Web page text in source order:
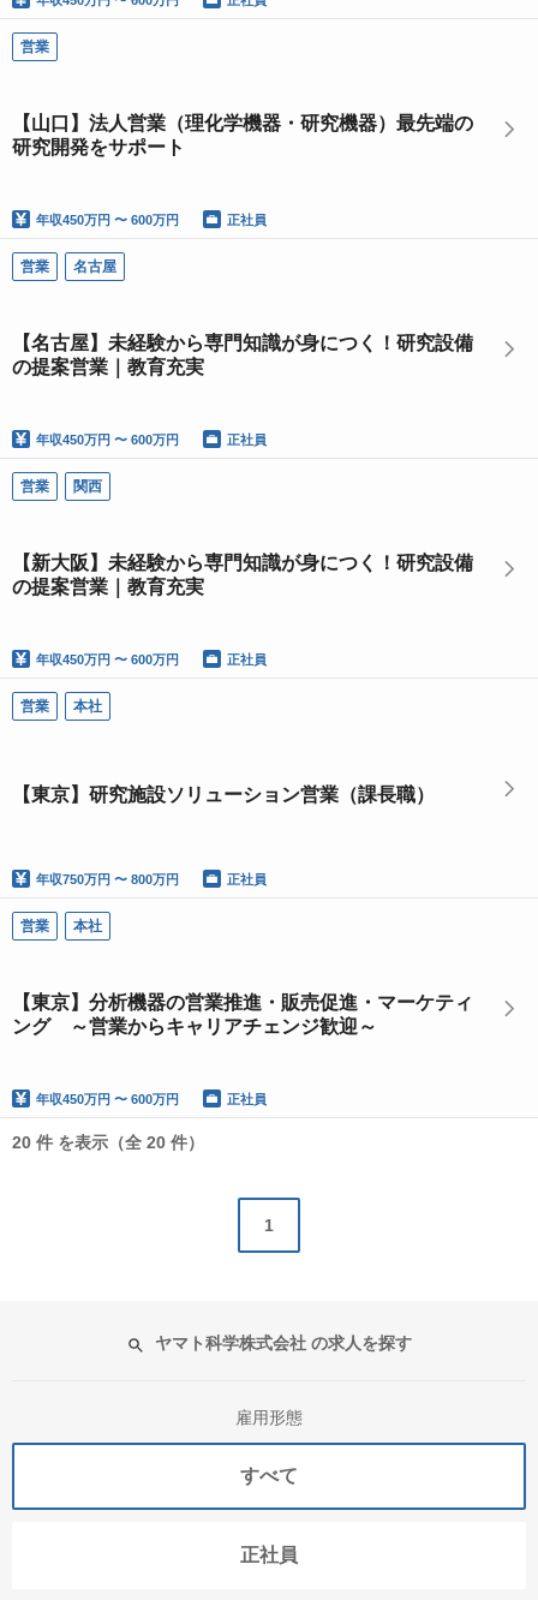
営業
【山口】法人営業（理化学機器・研究機器）最先端の
研究開発をサポート
年収450万円 〜 600万円 正社員
営業 名古屋
【名古屋】未経験から専門知識が身につく！研究設備
の提案営業｜教育充実
年収450万円 〜 600万円 正社員
営業 関西
【新大阪】未経験から専門知識が身につく！研究設備
の提案営業｜教育充実
年収450万円 〜 600万円 正社員
営業 本社
【東京】研究施設ソリューション営業（課長職）
年収750万円 〜 800万円 正社員
営業 本社
【東京】分析機器の営業推進・販売促進・マーケティ
ング ～営業からキャリアチェンジ歓迎～
年収450万円 〜 600万円 正社員
20 件 を表示（全 20 件）
1
ヤマト科学株式会社 の求人を探す
雇用形態
すべて
正社員